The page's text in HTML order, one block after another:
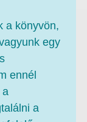
a könyvön,
egy
ennél
a
a